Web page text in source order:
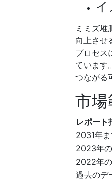
イ
ミミズ
向上させ
プロセス
ています
つながる
市場
レポート
2031年
2023年
2022年
過去のデ